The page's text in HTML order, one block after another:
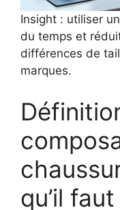
Insight : utiliser
du temps et
différences de
marques.
qu’il